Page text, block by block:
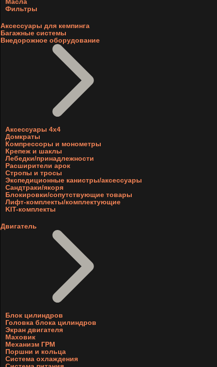
Фильтры
Аксессуары для кемпинга
Багажные системы
Внедорожное оборудование
Аксессуары 4х4
Домкраты
Компрессоры и монометры
Крепеж и шаклы
Лебедки/принадлежности
Расширители арок
Стропы и тросы
Экспедиционные канистры/аксессуары
Сандтраки/якоря
Блокировки/сопутствующие товары
Лифт-комплекты/комплектующие
KIT-комплекты
Двигатель
Блок цилиндров
Головка блока цилиндров
Экран двигателя
Маховик
Механизм ГРМ
Поршни и кольца
Система охлаждения